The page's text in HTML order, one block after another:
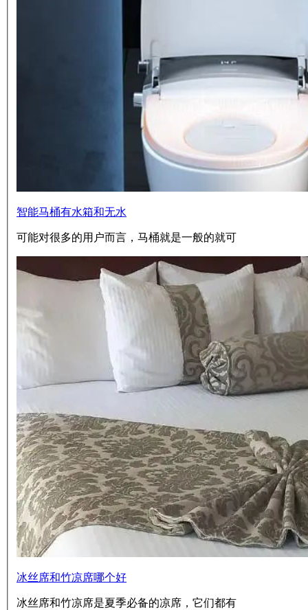
智能马桶有水箱和无水
可能对很多的用户而言，马桶就是一般的就可
冰丝席和竹凉席哪个好
冰丝席和竹凉席是夏季必备的凉席，它们都有